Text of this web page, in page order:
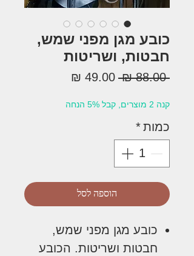
כובע מגן מפני שמש,
חבטות, ושריטות
‏88.00 ‏₪
מחיר
קנה 2 מוצרים, קבל 5% הנחה
כמות*
הוספה לסל
כובע מגן מפני שמש,
חבטות ושריטות. הכובע